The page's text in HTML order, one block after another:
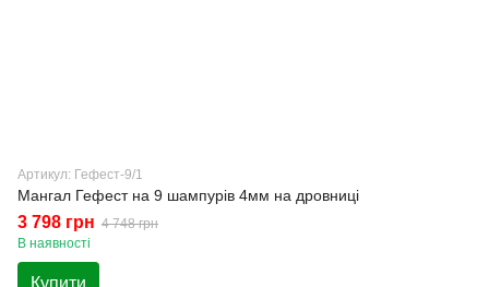
Артикул: Гефест-9/1
Мангал Гефест на 9 шампурів 4мм на дровниці
3 798 грн 4 748 грн
В наявності
Купити